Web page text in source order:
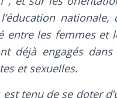
nationale,
entre les femmes et
déjà engagés dans
et sexuelles.
tenu de se doter